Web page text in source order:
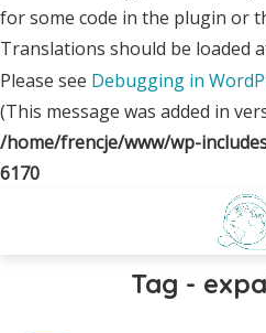
for some code in the plugin or
Translations should be loaded
Please see Debugging in
(This message was added in
/home/frencje/www/wp-
6170
Tag -